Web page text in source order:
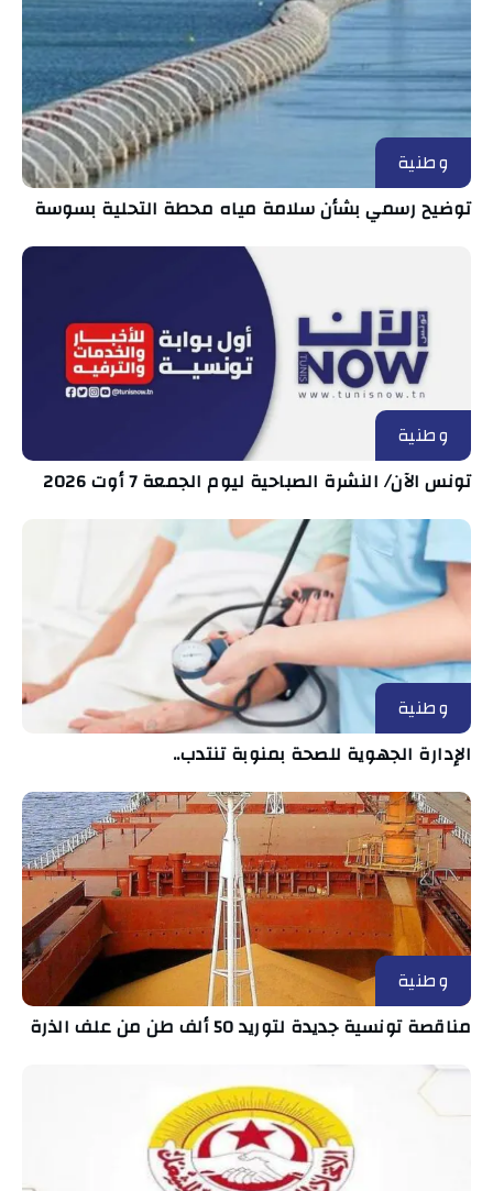
وطنية
توضيح رسمي بشأن سلامة مياه محطة التحلية بسوسة
وطنية
تونس الآن/ النشرة الصباحية ليوم الجمعة 7 أوت 2026
وطنية
الإدارة الجهوية للصحة بمنوبة تنتدب..
وطنية
مناقصة تونسية جديدة لتوريد 50 ألف طن من علف الذرة